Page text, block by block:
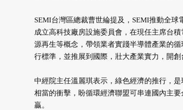
SEMI台灣區總裁曹世綸提及，SEMI推動全
成立高科技廠房設施委員會，在現任主席台
源再生等概念，帶領業者實踐半導體產業的
行標準，並推展到國際，壯大產業實力，開創
中經院主任溫麗琪表示，綠色經濟的推行，
相當的衝擊，盼循環經濟聯盟可串連國內主
贏。